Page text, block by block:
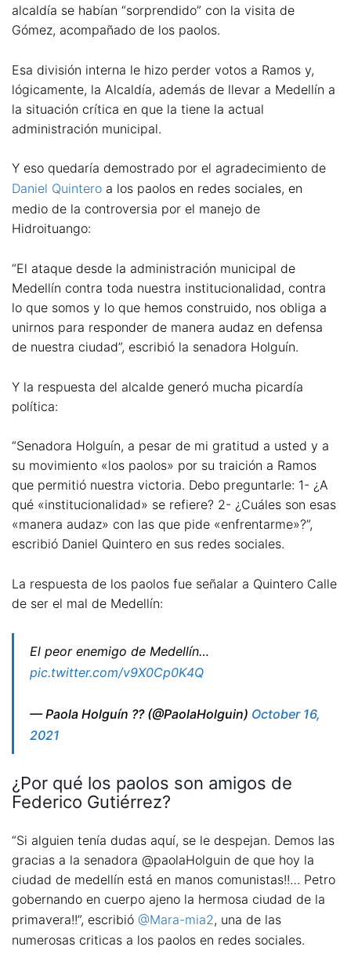
alcaldía se habían “sorprendido” con la visita de
Gómez, acompañado de los paolos.
Esa división interna le hizo perder votos a Ramos y,
lógicamente, la Alcaldía, además de llevar a Medellín a
la situación crítica en que la tiene la actual
administración municipal.
Y eso quedaría demostrado por el agradecimiento de
Daniel Quintero a los paolos en redes sociales, en
medio de la controversia por el manejo de
Hidroituango:
“El ataque desde la administración municipal de
Medellín contra toda nuestra institucionalidad, contra
lo que somos y lo que hemos construido, nos obliga a
unirnos para responder de manera audaz en defensa
de nuestra ciudad”, escribió la senadora Holguín.
Y la respuesta del alcalde generó mucha picardía
política:
“Senadora Holguín, a pesar de mi gratitud a usted y a
su movimiento «los paolos» por su traición a Ramos
que permitió nuestra victoria. Debo preguntarle: 1- ¿A
qué «institucionalidad» se refiere? 2- ¿Cuáles son esas
«manera audaz» con las que pide «enfrentarme»?”,
escribió Daniel Quintero en sus redes sociales.
La respuesta de los paolos fue señalar a Quintero Calle
de ser el mal de Medellín:
El peor enemigo de Medellín…
pic.twitter.com/v9X0Cp0K4Q
— Paola Holguín ?? (@PaolaHolguin) October 16,
2021
¿Por qué los paolos son amigos de
Federico Gutiérrez?
“Si alguien tenía dudas aquí, se le despejan. Demos las
gracias a la senadora @paolaHolguin de que hoy la
ciudad de medellín está en manos comunistas!!… Petro
gobernando en cuerpo ajeno la hermosa ciudad de la
primavera!!”, escribió @Mara-mia2, una de las
numerosas criticas a los paolos en redes sociales.